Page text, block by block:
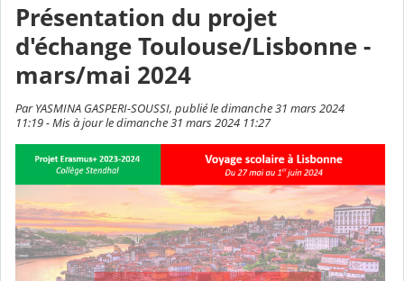
Présentation du projet
d'échange Toulouse/Lisbonne -
mars/mai 2024
Par YASMINA GASPERI-SOUSSI, publié le dimanche 31 mars 2024
11:19 - Mis à jour le dimanche 31 mars 2024 11:27